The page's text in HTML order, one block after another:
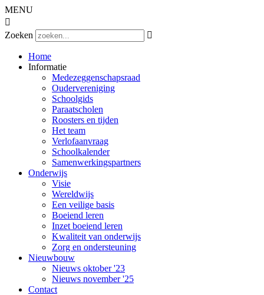
MENU

Zoeken

Home
Informatie
Medezeggenschapsraad
Oudervereniging
Schoolgids
Paraatscholen
Roosters en tijden
Het team
Verlofaanvraag
Schoolkalender
Samenwerkingspartners
Onderwijs
Visie
Wereldwijs
Een veilige basis
Boeiend leren
Inzet boeiend leren
Kwaliteit van onderwijs
Zorg en ondersteuning
Nieuwbouw
Nieuws oktober '23
Nieuws november '25
Contact